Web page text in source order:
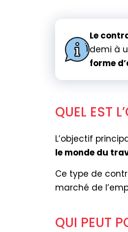
Le
demi à
forme
QUEL EST
L’objectif
le monde du
Ce type de
marché de
QUI PEUT